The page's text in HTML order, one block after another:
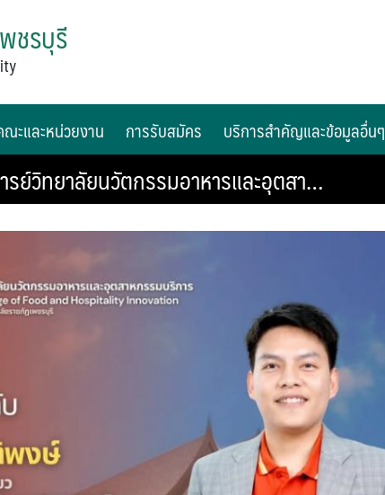
ชรบุรี
ะและหน่วยงาน การรับสมัคร บริการสำคัญและข้อมูลอื่นๆ
วิทยาลัยนวัตกรรมอาหารและอุตสา…